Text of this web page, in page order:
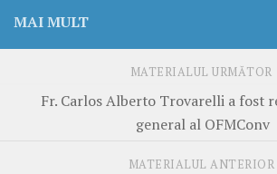
MAI MULT
MATERIALUL URMĂTOR
Fr. Carlos Alberto Trovarelli a fost
general al OFMConv
MATERIALUL ANTERIOR